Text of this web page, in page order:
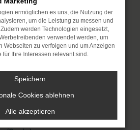
Mitarbeiter für Sie da und
Neuwagen als auch
und natürlich Jahreswagen
– ganz so, wie Sie es sich
(Saale)
(Saale)
ermöglichen es uns, die Nutzung der
um die Leistung zu messen und
werden Technologien eingesetzt,
verwendet werden, um
Webseiten zu verfolgen und um Anzeigen
für Ihre Interessen relevant sind.
Speichern
Cookies ablehnen
Alle akzeptieren